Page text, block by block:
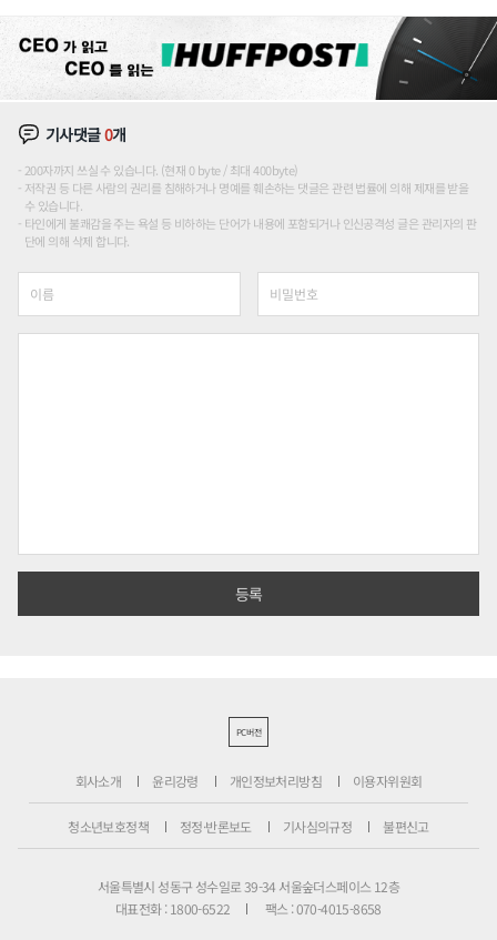
기사댓글0개
200자까지 쓰실 수 있습니다. (현재 0 byte / 최대 400byte)
저작권 등 다른 사람의 권리를 침해하거나 명예를 훼손하는 댓글은 관련 법률에 의해 제재를 받을
수 있습니다.
타인에게 불쾌감을 주는 욕설 등 비하하는 단어가 내용에 포함되거나 인신공격성 글은 관리자의 판
단에 의해 삭제 합니다.
PC버전
회사소개 윤리강령 개인정보처리방침 이용자위원회
청소년보호정책 정정·반론보도 기사심의규정 불편신고
서울특별시 성동구 성수일로 39-34 서울숲더스페이스 12층
대표전화 : 1800-6522
팩스 : 070-4015-8658